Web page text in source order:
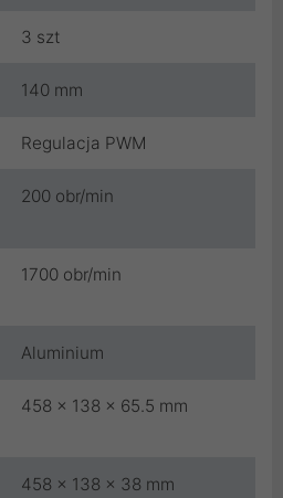
3 szt
140 mm
Regulacja PWM
200 obr/min
1700 obr/min
Aluminium
458 x 138 x 65.5 mm
458 x 138 x 38 mm